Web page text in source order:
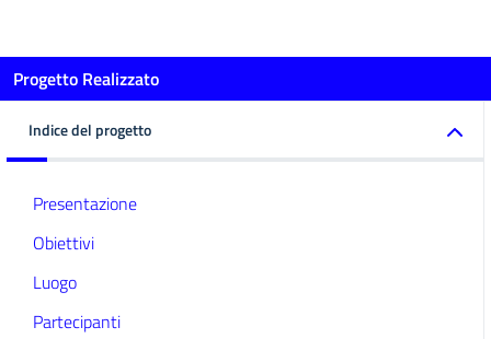
Progetto Realizzato
Indice del progetto
Presentazione
Obiettivi
Luogo
Partecipanti